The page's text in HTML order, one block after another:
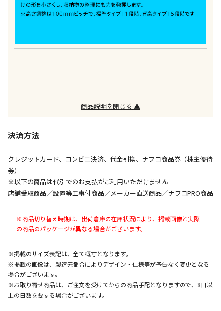
商品説明を閉じる ▲
決済方法
クレジットカード、コンビニ決済、代金引換、ナフコ商品券（株主優待
券）
※以下の商品は代引でのお支払がご利用いただけません
店舗受取商品／設置等工事付商品／メーカー直送商品／ナフコPRO商品
※商品切り替え時期は、出荷倉庫の在庫状況により、掲載画像と実際
の商品のパッケージが異なる場合がございます。
※掲載のサイズ表記は、全て概寸となります。
※掲載の画像は、製造元都合によりデザイン・仕様等が予告なく変更となる
場合がございます。
※お取り寄せ商品は、ご注文を受けてからの商品手配となりますので、8日以
上の日数を要する場合がございます。